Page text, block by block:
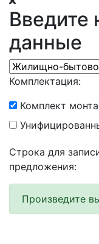
Введите
данные
Комплектация:
Комплект
Строка для
предложения:
Произведите